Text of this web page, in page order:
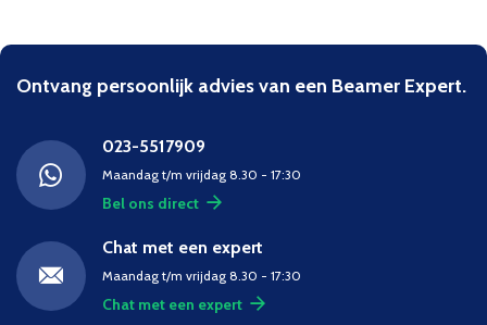
Ontvang persoonlijk advies van een Beamer Expert.
023-5517909
Maandag t/m vrijdag 8.30 - 17:30
Bel ons direct
Chat met een expert
Maandag t/m vrijdag 8.30 - 17:30
Chat met een expert